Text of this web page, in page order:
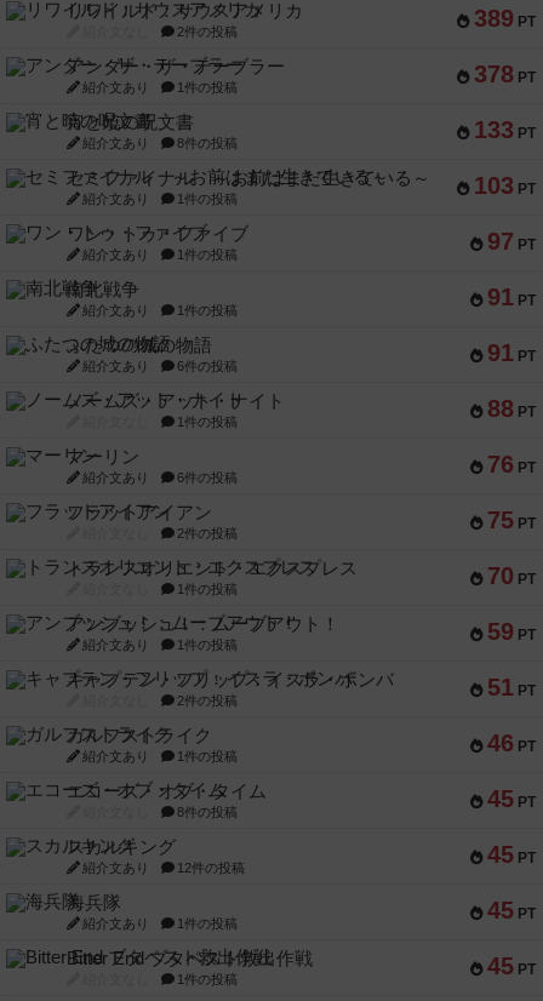
389 PT
リワイルド：サウスアメリカ
2件の投稿
378 PT
アンダー・ザ・テーブラー
紹介文あり 1件の投稿
133 PT
宵と暁の呪文書
紹介文あり 8件の投稿
103 PT
セミファイナル ～お前はまだ生きている～
紹介文あり 1件の投稿
97 PT
ワン・トゥ・ファイブ
紹介文あり 1件の投稿
91 PT
南北戦争
紹介文あり 1件の投稿
91 PT
ふたつの城の物語
紹介文あり 6件の投稿
88 PT
ノームズ・アット・ナイト
1件の投稿
76 PT
マーリン
紹介文あり 6件の投稿
75 PT
フラットアイアン
2件の投稿
70 PT
トランスオリエント・エクスプレス
1件の投稿
59 PT
アンブッシュ！：ムーブアウト！
紹介文あり 1件の投稿
51 PT
キャプテン・フリップ：イスラ・ボンバ
2件の投稿
46 PT
ガルフストライク
紹介文あり 1件の投稿
45 PT
エコーズ・オブ・タイム
8件の投稿
45 PT
スカルキング
紹介文あり 12件の投稿
45 PT
海兵隊
紹介文あり 1件の投稿
45 PT
Bitter End ブタペスト救出作戦
1件の投稿